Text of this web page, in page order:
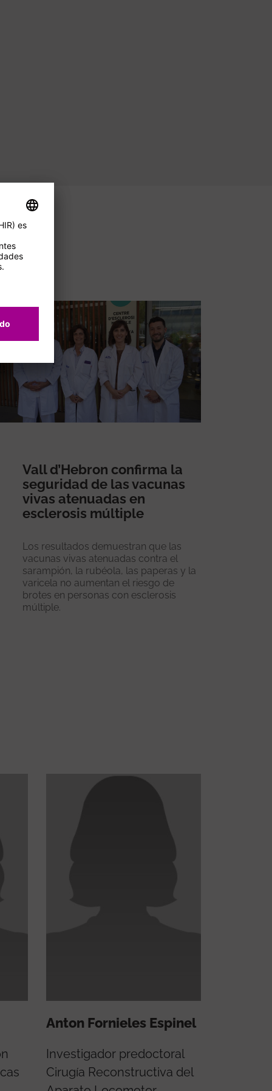
Vall d’Hebron confirma la
seguridad de las vacunas
vivas atenuadas en
esclerosis múltiple
Los resultados demuestran que las
vacunas vivas atenuadas contra el
sarampión, la rubéola, las paperas y la
varicela no aumentan el riesgo de
brotes en personas con esclerosis
múltiple.
Anton Fornieles Espinel
Investigador predoctoral
Cirugía Reconstructiva del